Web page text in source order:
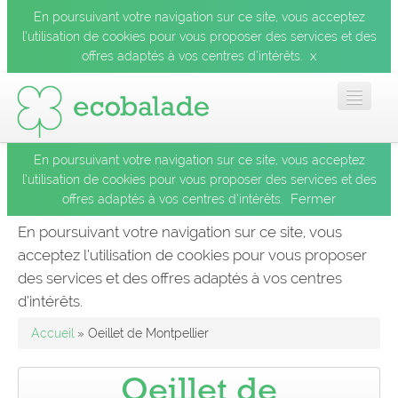
En poursuivant votre navigation sur ce site, vous acceptez
l’utilisation de cookies pour vous proposer des services et des
offres adaptés à vos centres d’intérêts.
x
Accueil
Les balades
Les espèces
En poursuivant votre navigation sur ce site, vous acceptez
l’utilisation de cookies pour vous proposer des services et des
offres adaptés à vos centres d’intérêts.
Fermer
En poursuivant votre navigation sur ce site, vous
acceptez l’utilisation de cookies pour vous proposer
des services et des offres adaptés à vos centres
d’intérêts.
Accueil » Oeillet de Montpellier